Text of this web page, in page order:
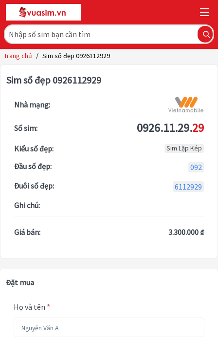
Trang chủ / Sim số đẹp 0926112929
Sim số đẹp 0926112929
Nhà mạng:
Số sim: 0926.11.29.29
Kiểu số đẹp: Sim Lặp Kép
Đầu số đẹp:
092
Đuôi số đẹp:
6112929
Ghi chú:
Giá bán: 3.300.000 ₫
Đặt mua
Họ và tên *